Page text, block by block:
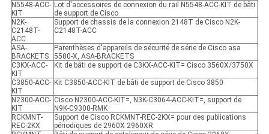
N5548-ACC-
KIT
Lot d'accessoires de connexion du rail N5548-ACC-KIT de bâti
de support de Cisco
N2K-
C2148T-
ACC
Support de chassis de la connexion 2148T de Cisco N2K-
C2148T-ACC
ASA-
BRACKETS
Parenthèses d'appareils de sécurité de série de Cisco asa
5500-X, ASA-BRACKETS
C3KX-ACC-
KIT
Kit de bâti de support de C3KX-ACC-KIT= Cisco 3560X/3750X
C3850-ACC-
KIT
Kit C3850-ACC-KIT de bâti de support de Cisco 3850
N2300-ACC-
KIT
Cisco N2300-ACC-KIT=, N3K-C3064-ACC-KIT=, support de
N9K-C9300-RMK
RCKMNT-
REC-2KX
Support de Cisco RCKMNT-REC-2KX= pour des publications
périodiques de 2960X 2960XR